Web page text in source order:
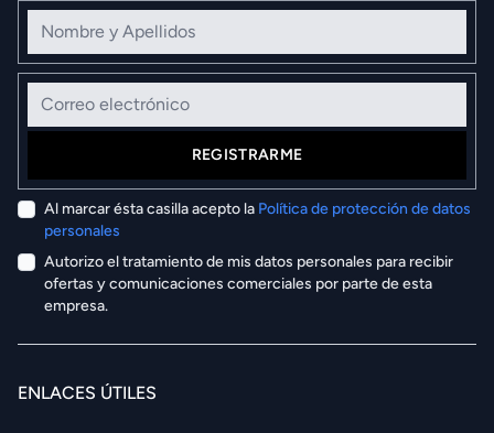
Nombre y Apellidos
Correo electrónico
REGISTRARME
Al marcar ésta casilla acepto la Política de protección de datos
personales
Autorizo el tratamiento de mis datos personales para recibir
ofertas y comunicaciones comerciales por parte de esta
empresa.
ENLACES ÚTILES